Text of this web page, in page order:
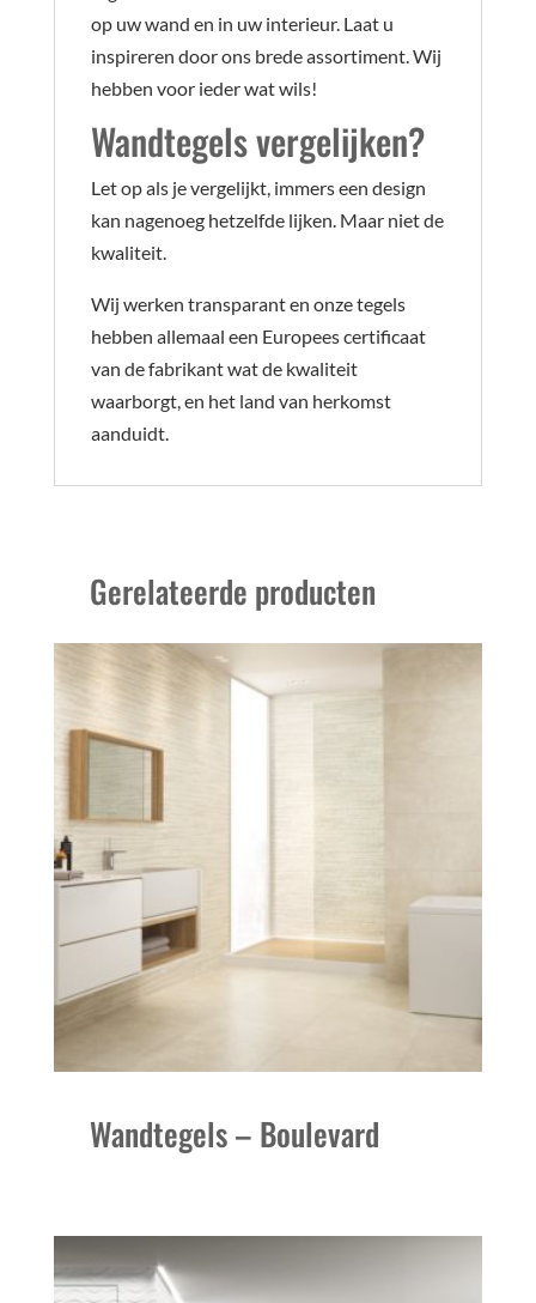
op uw wand en in uw interieur. Laat u
inspireren door ons brede assortiment. Wij
hebben voor ieder wat wils!
Wandtegels vergelijken?
Let op als je vergelijkt, immers een design
kan nagenoeg hetzelfde lijken. Maar niet de
kwaliteit.
Wij werken transparant en onze tegels
hebben allemaal een Europees certificaat
van de fabrikant wat de kwaliteit
waarborgt, en het land van herkomst
aanduidt.
Gerelateerde producten
Wandtegels – Boulevard